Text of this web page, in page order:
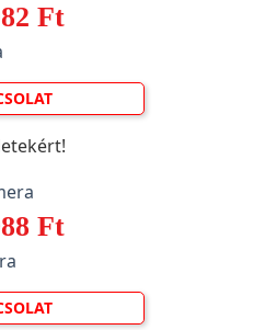
Ft
Ft